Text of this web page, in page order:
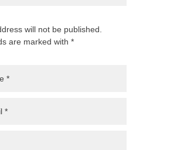
will not be published.
are marked with *